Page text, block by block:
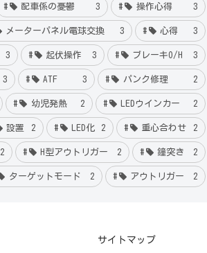
配車係の憂鬱 3 操作心得 3
メーターパネル電球交換 3 心得 3
3 起伏操作 3 ブレーキO/H 3
3 ATF 3 パンク修理 2
幼児発熱 2 LEDウインカー 2
設置 2 LED化 2 重心合わせ 2
2 H型アウトリガー 2 鐘突き 2
ターゲットモード 2 アウトリガー 2
サイトマップ